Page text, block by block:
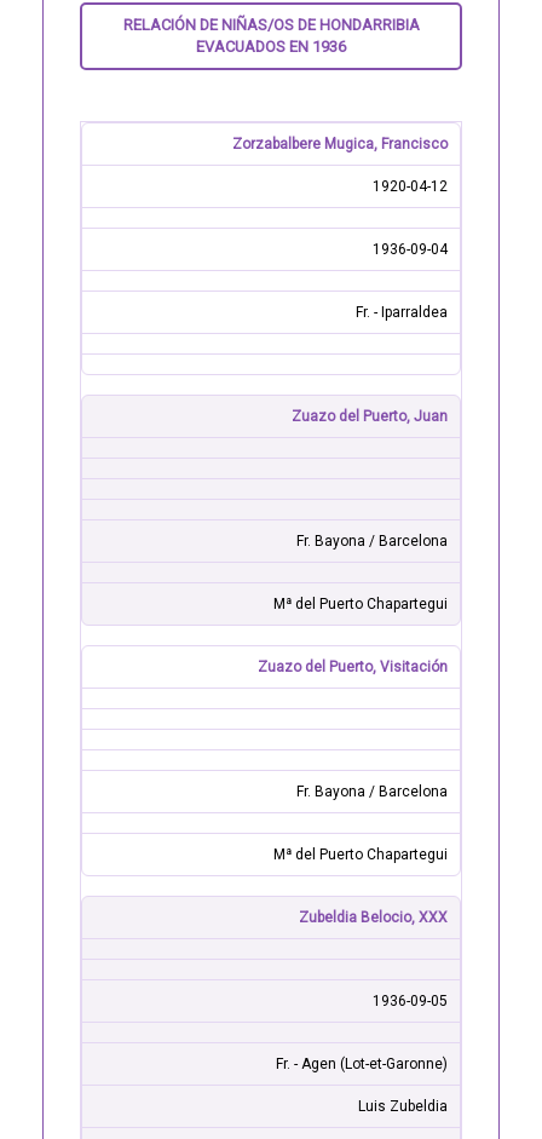
RELACIÓN DE NIÑAS/OS DE HONDARRIBIA
EVACUADOS EN 1936
Zorzabalbere Mugica, Francisco
1920-04-12
1936-09-04
Fr. - Iparraldea
Zuazo del Puerto, Juan
Fr. Bayona / Barcelona
Mª del Puerto Chapartegui
Zuazo del Puerto, Visitación
Fr. Bayona / Barcelona
Mª del Puerto Chapartegui
Zubeldia Belocio, XXX
1936-09-05
Fr. - Agen (Lot-et-Garonne)
Luis Zubeldia